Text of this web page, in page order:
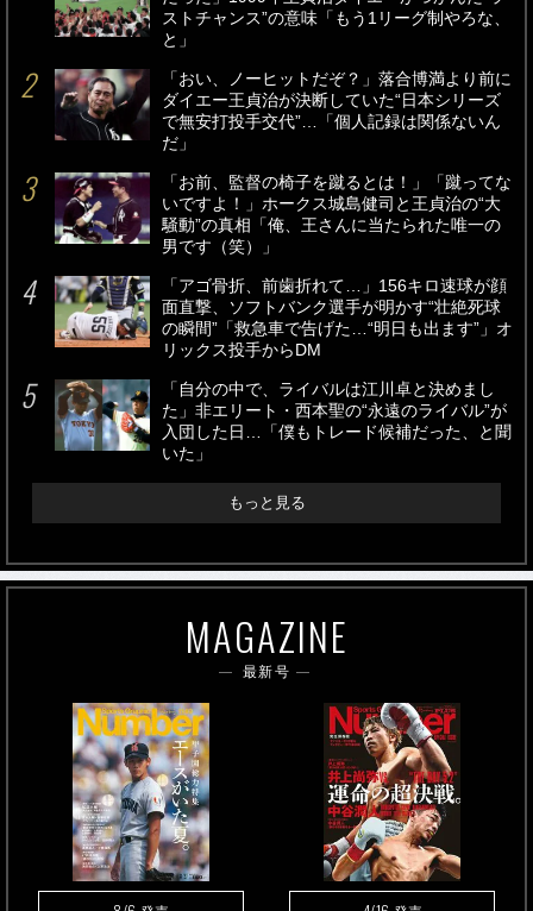
ストチャンス”の意味「もう1リーグ制やろな、
と」
「おい、ノーヒットだぞ？」落合博満より前に
ダイエー王貞治が決断していた“日本シリーズ
で無安打投手交代”…「個人記録は関係ないん
だ」
「お前、監督の椅子を蹴るとは！」「蹴ってな
いですよ！」ホークス城島健司と王貞治の“大
騒動”の真相「俺、王さんに当たられた唯一の
男です（笑）」
「アゴ骨折、前歯折れて…」156キロ速球が顔
面直撃、ソフトバンク選手が明かす“壮絶死球
の瞬間”「救急車で告げた…“明日も出ます”」オ
リックス投手からDM
「自分の中で、ライバルは江川卓と決めまし
た」非エリート・西本聖の“永遠のライバル”が
入団した日…「僕もトレード候補だった、と聞
いた」
もっと見る
MAGAZINE
最新号